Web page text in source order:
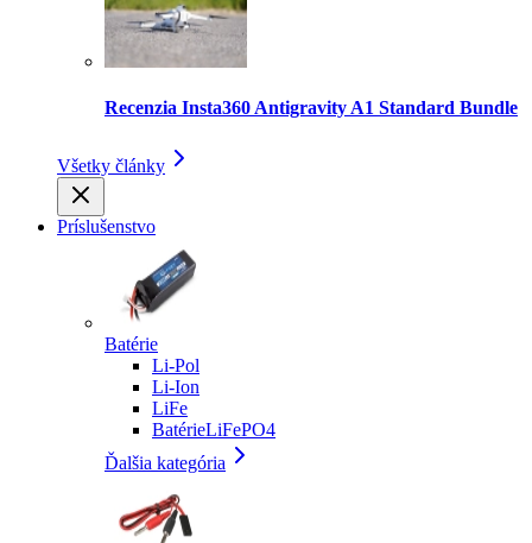
Recenzia Insta360 Antigravity A1 Standard Bundle
Všetky články
Príslušenstvo
Batérie
Li-Pol
Li-Ion
LiFe
BatérieLiFePO4
Ďalšia kategória